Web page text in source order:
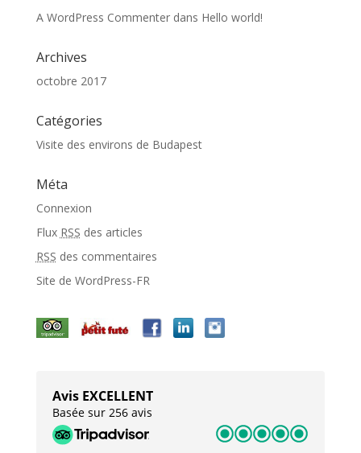
A WordPress Commenterdans Hello world!
Archives
octobre 2017
Catégories
Visite des environs de Budapest
Méta
Connexion
Flux RSS des articles
RSS des commentaires
Site de WordPress-FR
Avis EXCELLENT
Basée sur 256 avis